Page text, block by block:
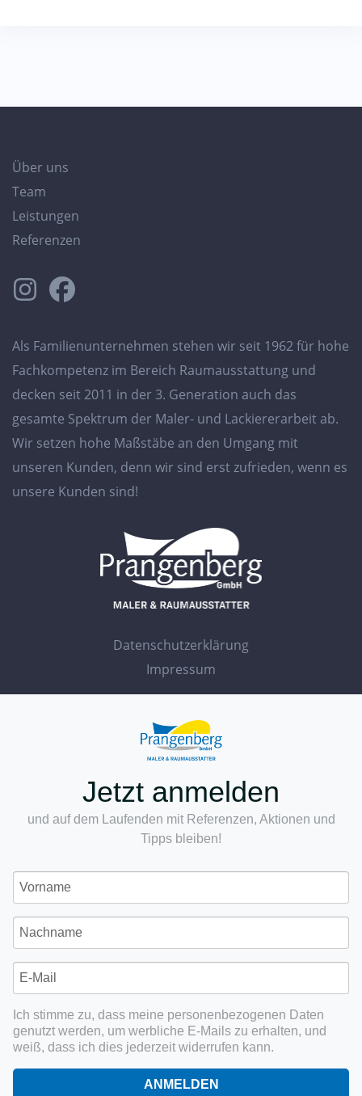
Über uns
Team
Leistungen
Referenzen
Als Familienunternehmen stehen wir seit 1962 für hohe
Fachkompetenz im Bereich Raumausstattung und
decken seit 2011 in der 3. Generation auch das
gesamte Spektrum der Maler- und Lackiererarbeit ab.
Wir setzen hohe Maßstäbe an den Umgang mit
unseren Kunden, denn wir sind erst zufrieden, wenn es
unsere Kunden sind!
Datenschutzerklärung
Impressum
Jetzt anmelden
und auf dem Laufenden mit Referenzen, Aktionen und
Tipps bleiben!
Ich stimme zu, dass meine personenbezogenen Daten
genutzt werden, um werbliche E-Mails zu erhalten, und
weiß, dass ich dies jederzeit widerrufen kann.
ANMELDEN